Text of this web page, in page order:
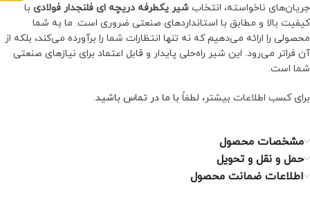
جریان‌های ناخواسته، انتخاب شیر یكطرفه دریچه ای فلنجدار فولادی با
کیفیت بالا و مطابق با استانداردهای صنعتی ضروری است. ما به شما
محصولی را ارائه می‌دهیم که نه تنها انتظارات شما را برآورده می‌کند، بلکه از
آن فراتر می‌رود. این شیر راه‌حلی پایدار و قابل اعتماد برای نیازهای صنعتی
شما است.
برای کسب اطلاعات بیشتر، لطفاً با ما در تماس باشید.
مشخصات محصول
حمل و نقل و تحویل
اطلاعات ضمانت محصول